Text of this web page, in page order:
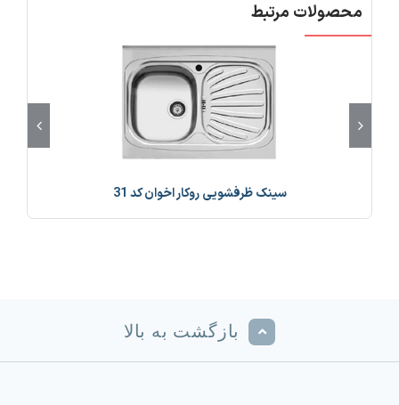
محصولات مرتبط
سینک ظرفشویی روکار اخوان کد 31
بازگشت به بالا